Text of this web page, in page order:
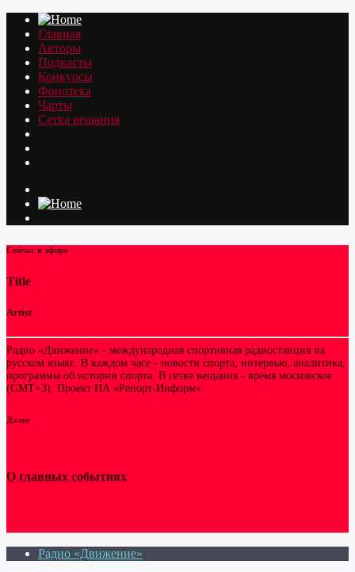
Главная
Авторы
Подкасты
Конкурсы
Фонотека
Чарты
Сетка вещания
Сейчас в эфире
Title
Artist
Радио «Движение» - международная спортивная радиостанция на
русском языке. В каждом часе - новости спорта, интервью, аналитика,
программы об истории спорта. В сетке вещания - время московское
(GMT+3). Проект ИА «Репорт-Информ».
Далее
О главных событиях
Радио «Движение»